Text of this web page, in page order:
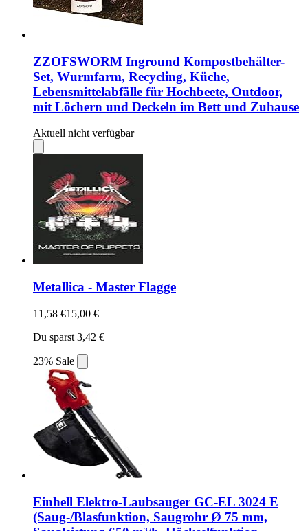
ZZOFSWORM Inground Kompostbehälter-
Set, Wurmfarm, Recycling, Küche,
Lebensmittelabfälle für Hochbeete, Outdoor,
mit Löchern und Deckeln im Bett und Zuhause
Aktuell nicht verfügbar
Metallica - Master Flagge
11,58 €15,00 €
Du sparst 3,42 €
23% Sale
Einhell Elektro-Laubsauger GC-EL 3024 E
(Saug-/Blasfunktion, Saugrohr Ø 75 mm,